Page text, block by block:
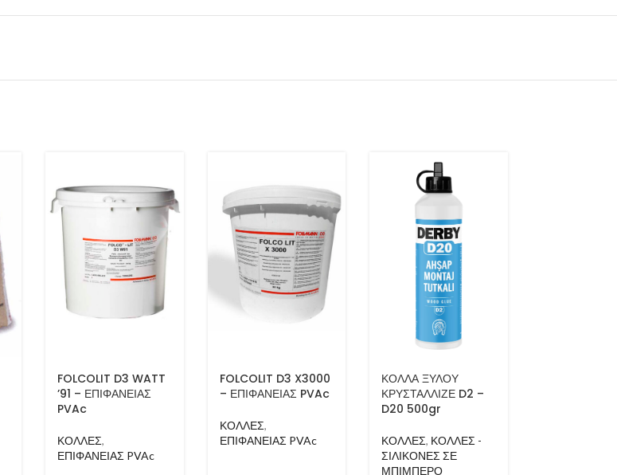
FOLCOLIT D3 WATT
’91 – ΕΠΙΦΑΝΕΙΑΣ
PVAc
ΚΟΛΛΕΣ,
ΕΠΙΦΑΝΕΙΑΣ PVAc
FOLCOLIT D3 X3000
– ΕΠΙΦΑΝΕΙΑΣ PVAc
ΚΟΛΛΕΣ,
ΕΠΙΦΑΝΕΙΑΣ PVAc
ΚΟΛΛΑ ΞΥΛΟΥ
ΚΡΥΣΤΑΛΛΙΖΕ D2 –
D20 500gr
ΚΟΛΛΕΣ, ΚΟΛΛΕΣ -
ΣΙΛΙΚΟΝΕΣ ΣΕ
ΜΠΙΜΠΕΡΟ